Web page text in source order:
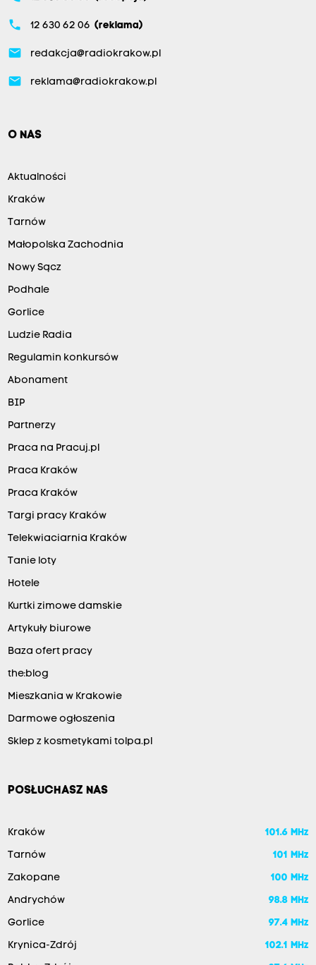
phone 12 630 62 06 (reklama)
email redakcja@radiokrakow.pl
email reklama@radiokrakow.pl
O NAS
Aktualności
Kraków
Tarnów
Małopolska Zachodnia
Nowy Sącz
Podhale
Gorlice
Ludzie Radia
Regulamin konkursów
Abonament
BIP
Partnerzy
Praca na Pracuj.pl
Praca Kraków
Praca Kraków
Targi pracy Kraków
Telekwiaciarnia Kraków
Tanie loty
Hotele
Kurtki zimowe damskie
Artykuły biurowe
Baza ofert pracy
the:blog
Mieszkania w Krakowie
Darmowe ogłoszenia
Sklep z kosmetykami tolpa.pl
POSŁUCHASZ NAS
Kraków 101.6 MHz
Tarnów 101 MHz
Zakopane 100 MHz
Andrychów 98.8 MHz
Gorlice 97.4 MHz
Krynica-Zdrój 102.1 MHz